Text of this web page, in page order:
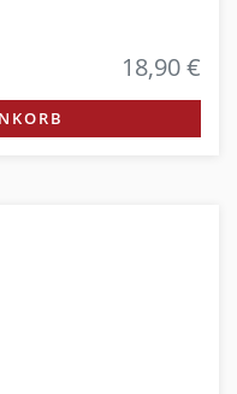
18,90 €